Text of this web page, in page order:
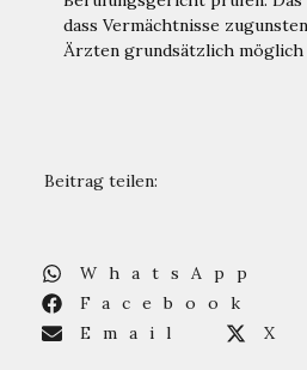
dass Vermächtnisse
Ärzten grundsätzlich möglich
Beitrag teilen:
WhatsApp
Facebook
Email
X